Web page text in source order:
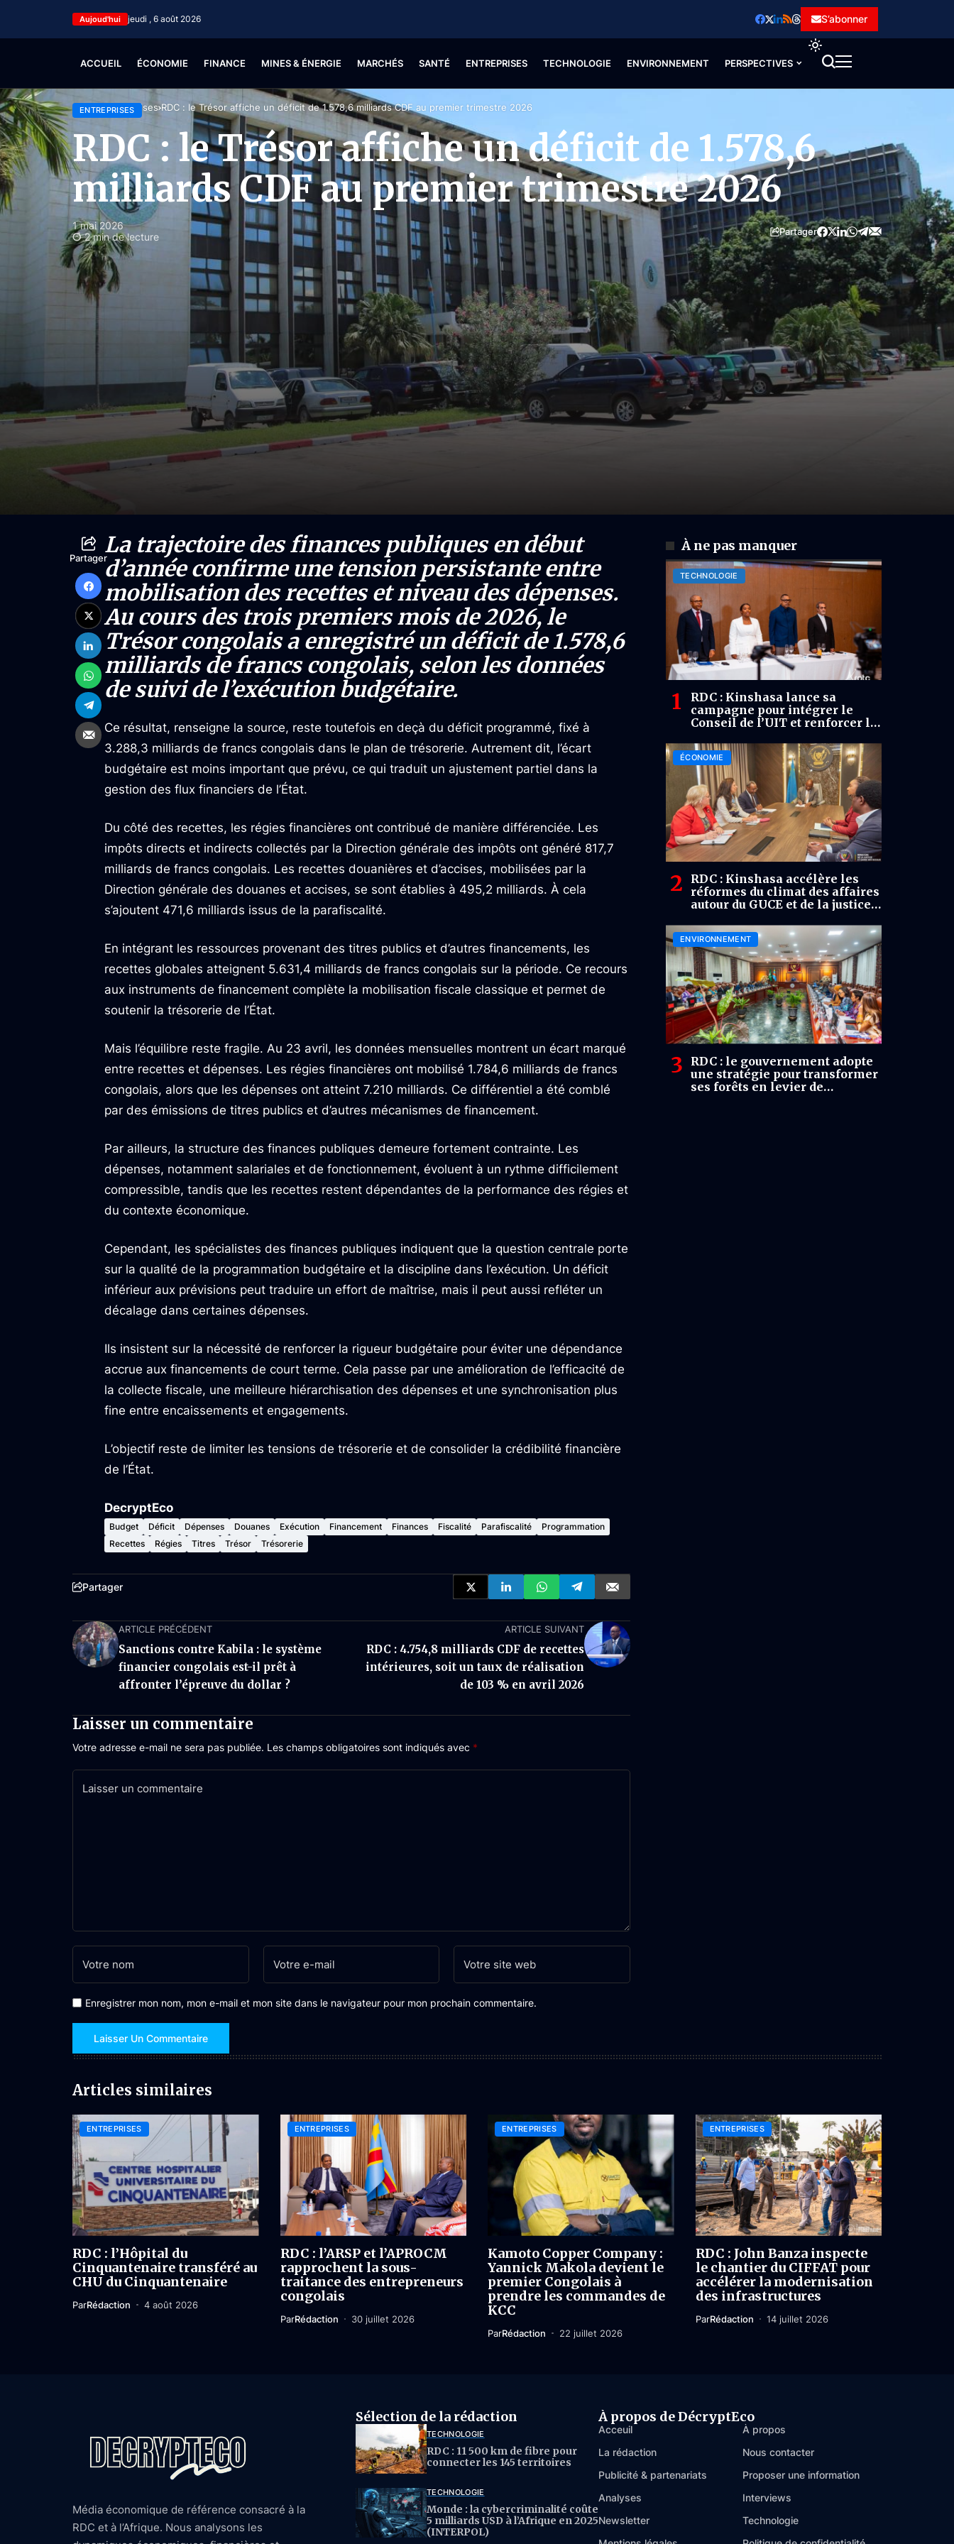
Aujoud'hui jeudi , 6 août 2026 S’abonner
ACCUEIL ÉCONOMIE FINANCE MINES & ÉNERGIE MARCHÉS SANTÉ ENTREPRISES TECHNOLOGIE ENVIRONNEMENT PERSPECTIVES
Accueil Entreprises RDC : le Trésor affiche un déficit de 1.578,6 milliards CDF au premier trimestre 2026
ENTREPRISES
RDC : le Trésor affiche un déficit de 1.578,6
milliards CDF au premier trimestre 2026
1 mai 2026
2 min de lecture
Partager
PartagerLa trajectoire des finances publiques en début
d’année confirme une tension persistante entre
mobilisation des recettes et niveau des dépenses.
Au cours des trois premiers mois de 2026, le
Trésor congolais a enregistré un déficit de 1.578,6
milliards de francs congolais, selon les données
de suivi de l’exécution budgétaire.
Ce résultat, renseigne la source, reste toutefois en deçà du déficit programmé, fixé à
3.288,3 milliards de francs congolais dans le plan de trésorerie. Autrement dit, l’écart
budgétaire est moins important que prévu, ce qui traduit un ajustement partiel dans la
gestion des flux financiers de l’État.
Du côté des recettes, les régies financières ont contribué de manière différenciée. Les
impôts directs et indirects collectés par la Direction générale des impôts ont généré 817,7
milliards de francs congolais. Les recettes douanières et d’accises, mobilisées par la
Direction générale des douanes et accises, se sont établies à 495,2 milliards. À cela
s’ajoutent 471,6 milliards issus de la parafiscalité.
En intégrant les ressources provenant des titres publics et d’autres financements, les
recettes globales atteignent 5.631,4 milliards de francs congolais sur la période. Ce recours
aux instruments de financement complète la mobilisation fiscale classique et permet de
soutenir la trésorerie de l’État.
Mais l’équilibre reste fragile. Au 23 avril, les données mensuelles montrent un écart marqué
entre recettes et dépenses. Les régies financières ont mobilisé 1.784,6 milliards de francs
congolais, alors que les dépenses ont atteint 7.210 milliards. Ce différentiel a été comblé
par des émissions de titres publics et d’autres mécanismes de financement.
Par ailleurs, la structure des finances publiques demeure fortement contrainte. Les
dépenses, notamment salariales et de fonctionnement, évoluent à un rythme difficilement
compressible, tandis que les recettes restent dépendantes de la performance des régies et
du contexte économique.
Cependant, les spécialistes des finances publiques indiquent que la question centrale porte
sur la qualité de la programmation budgétaire et la discipline dans l’exécution. Un déficit
inférieur aux prévisions peut traduire un effort de maîtrise, mais il peut aussi refléter un
décalage dans certaines dépenses.
Ils insistent sur la nécessité de renforcer la rigueur budgétaire pour éviter une dépendance
accrue aux financements de court terme. Cela passe par une amélioration de l’efficacité de
la collecte fiscale, une meilleure hiérarchisation des dépenses et une synchronisation plus
fine entre encaissements et engagements.
L’objectif reste de limiter les tensions de trésorerie et de consolider la crédibilité financière
de l’État.
DecryptEco
Budget Déficit Dépenses Douanes Exécution Financement Finances Fiscalité Parafiscalité
Programmation
Recettes
Régies Titres Trésor Trésorerie
Partager
ARTICLE PRÉCÉDENT
Sanctions contre Kabila : le système
financier congolais est-il prêt à
affronter l’épreuve du dollar ?
ARTICLE SUIVANT
RDC : 4.754,8 milliards CDF de recettes
intérieures, soit un taux de réalisation
de 103 % en avril 2026
Laisser un commentaire
Votre adresse e-mail ne sera pas publiée. Les champs obligatoires sont indiqués avec *
Enregistrer mon nom, mon e-mail et mon site dans le navigateur pour mon prochain commentaire.
À ne pas manquer
TECHNOLOGIE
RDC : Kinshasa lance sa
campagne pour intégrer le
Conseil de l’UIT et renforcer la
gouvernance numérique
ÉCONOMIE
RDC : Kinshasa accélère les
réformes du climat des affaires
autour du GUCE et de la justice
ENVIRONNEMENT
RDC : le gouvernement adopte
une stratégie pour transformer
ses forêts en levier de
Articles similaires
ENTREPRISES
RDC : l’Hôpital du
Cinquantenaire transféré au
CHU du Cinquantenaire
ParRédaction 4 août 2026
ENTREPRISES
RDC : l’ARSP et l’APROCM
rapprochent la sous-
traitance des entrepreneurs
congolais
ParRédaction 30 juillet 2026
ENTREPRISES
Kamoto Copper Company :
Yannick Makola devient le
premier Congolais à
prendre les commandes de
KCC
ParRédaction 22 juillet 2026
ENTREPRISES
RDC : John Banza inspecte
le chantier du CIFFAT pour
accélérer la modernisation
des infrastructures
ParRédaction 14 juillet 2026
Média économique de référence consacré à la
RDC et à l’Afrique. Nous analysons les
Sélection de la rédaction
TECHNOLOGIE
RDC : 11 500 km de fibre pour
connecter les 145 territoires
TECHNOLOGIE
Monde : la cybercriminalité coûte
5 milliards USD à l’Afrique en 2025
(INTERPOL)
À propos de DécryptEco
Acceuil
À propos
La rédaction
Nous contacter
Publicité & partenariats
Proposer une information
Analyses
Interviews
Newsletter
Technologie